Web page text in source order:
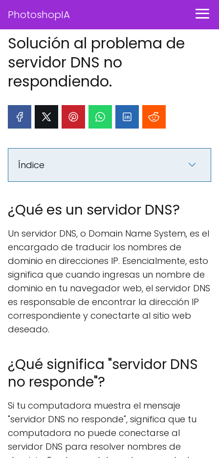
PhotoshopIA
Solución al problema de
servidor DNS no
respondiendo.
Índice
¿Qué es un servidor DNS?
Un servidor DNS, o Domain Name System, es el
encargado de traducir los nombres de
dominio en direcciones IP. Esencialmente, esto
significa que cuando ingresas un nombre de
dominio en tu navegador web, el servidor DNS
es responsable de encontrar la dirección IP
correspondiente y conectarte al sitio web
deseado.
¿Qué significa "servidor DNS
no responde"?
Si tu computadora muestra el mensaje
"servidor DNS no responde", significa que tu
computadora no puede conectarse al
servidor DNS para resolver nombres de